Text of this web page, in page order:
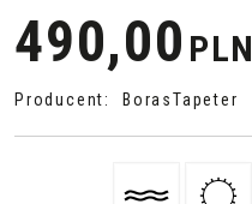
490,00 PLN
Producent: BorasTapeter